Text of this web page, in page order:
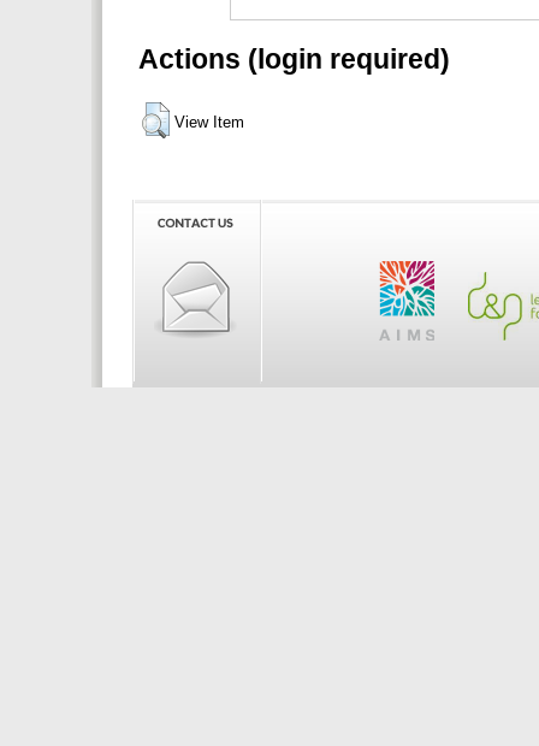
Actions (login required)
View Item